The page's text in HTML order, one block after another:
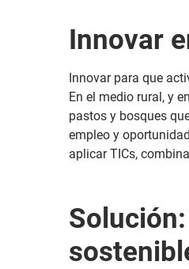
Innovar
Innovar para que
En el medio rural, y
pastos y bosques
empleo y
aplicar TICs,